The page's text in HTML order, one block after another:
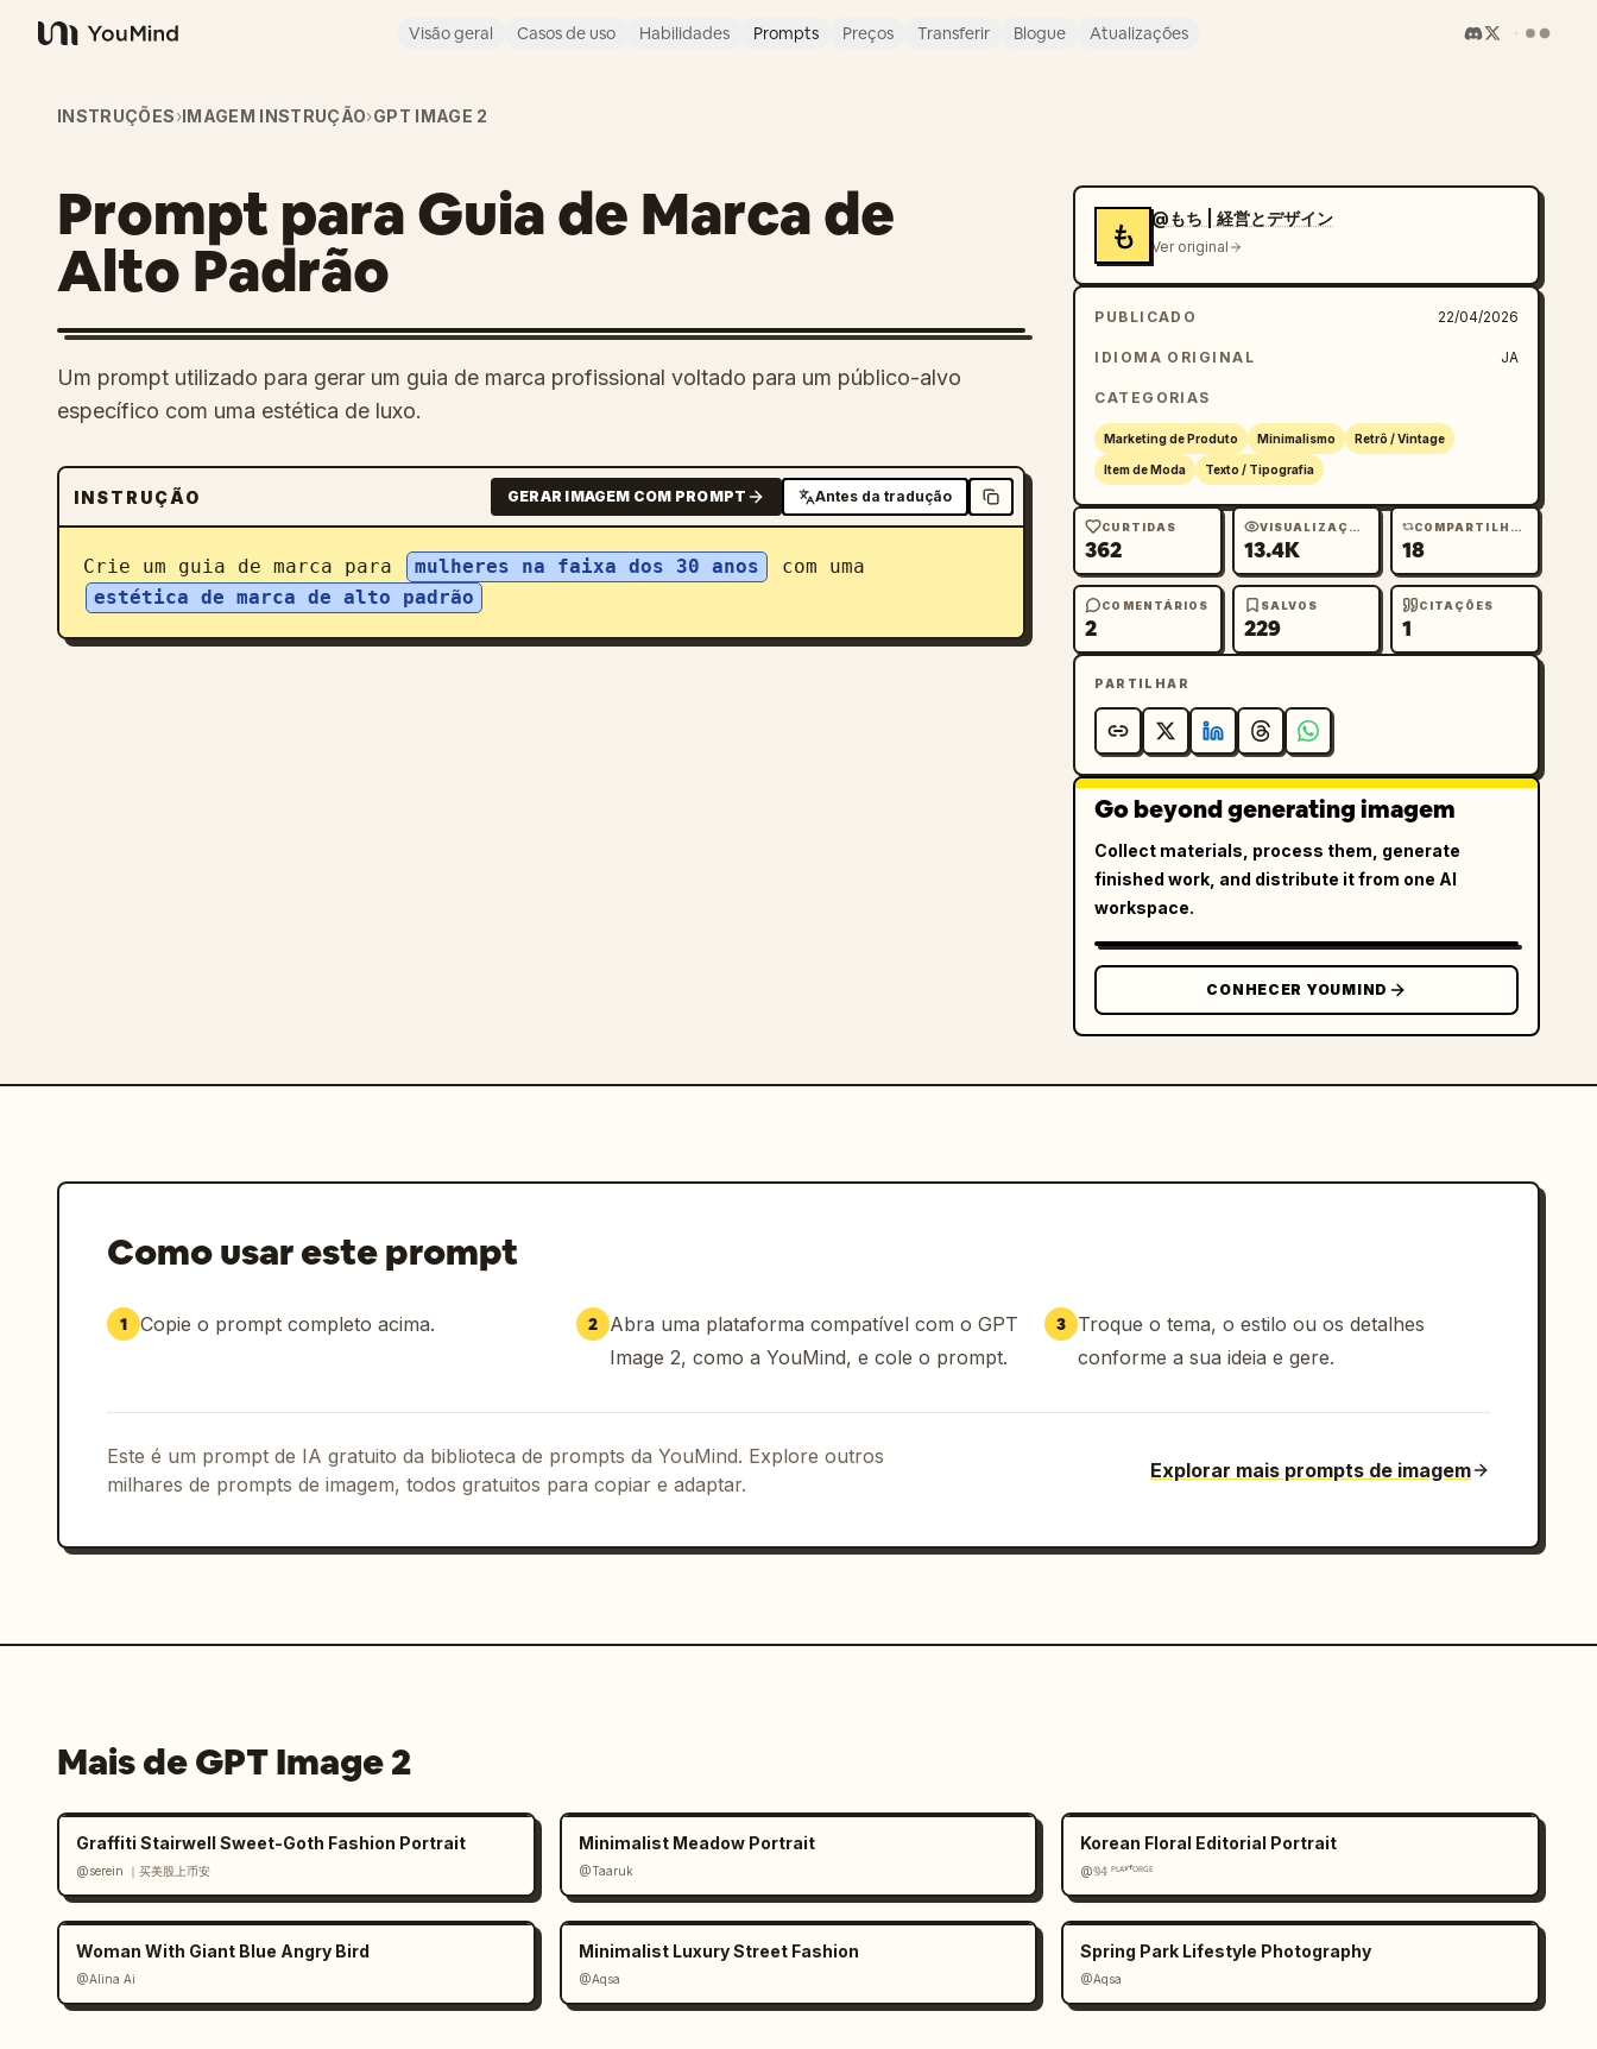
YouMind
Visão geral Casos de uso Habilidades Prompts Preços Transferir Blogue Atualizações
INSTRUÇÕES›IMAGEM INSTRUÇÃO›GPT IMAGE 2
Prompt para Guia de Marca de
Alto Padrão
Um prompt utilizado para gerar um guia de marca profissional voltado para um público-alvo
específico com uma estética de luxo.
INSTRUÇÃO GERAR IMAGEM COM PROMPT Antes da tradução
Crie um guia de marca para mulheres na faixa dos 30 anos
com uma
estética de marca de alto padrão
も
@もち | 経営とデザイン
Ver original
PUBLICADO 22/04/2026
IDIOMA ORIGINAL JA
CATEGORIAS
Marketing de Produto Minimalismo Retrô / Vintage
Item de Moda Texto / Tipografia
CURTIDAS
362
VISUALIZAÇÕES
13.4K
COMPARTILHAMENTOS
18
COMENTÁRIOS
2
SALVOS
229
CITAÇÕES
1
PARTILHAR
Go beyond generating imagem
Collect materials, process them, generate
finished work, and distribute it from one AI
workspace.
CONHECER YOUMIND
Como usar este prompt
1 Copie o prompt completo acima. 2 Abra uma plataforma compatível com o GPT
Image 2, como a YouMind, e cole o prompt.
3
Troque o tema, o estilo ou os detalhes
conforme a sua ideia e gere.
Este é um prompt de IA gratuito da biblioteca de prompts da YouMind. Explore outros
milhares de prompts de imagem, todos gratuitos para copiar e adaptar.
Explorar mais prompts de imagem
Mais de GPT Image 2
Graffiti Stairwell Sweet-Goth Fashion Portrait
@serein ｜买美股上币安
Minimalist Meadow Portrait
@Taaruk
Korean Floral Editorial Portrait
@𝟡𝟜 ᴾᴸᴬʸᶠᴼᴿᴳᴱ
Woman With Giant Blue Angry Bird
@Alina Ai
Minimalist Luxury Street Fashion
@Aqsa
Spring Park Lifestyle Photography
@Aqsa